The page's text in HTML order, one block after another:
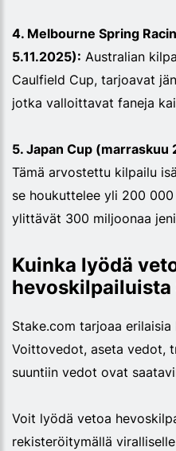
4. Melbourne Spring
5.11.2025): Australian
Caulfield Cup, tarjoavat
jotka valloittavat faneja
5. Japan Cup (marraskuu
Tämä arvostettu kilpailu
se houkuttelee yli 200
ylittävät 300 miljoonaa
Kuinka lyödä
hevoskilpailuista
Stake.com tarjoaa
Voittovedot, aseta vedot,
suuntiin vedot ovat
Voit lyödä vetoa
rekisteröitymällä